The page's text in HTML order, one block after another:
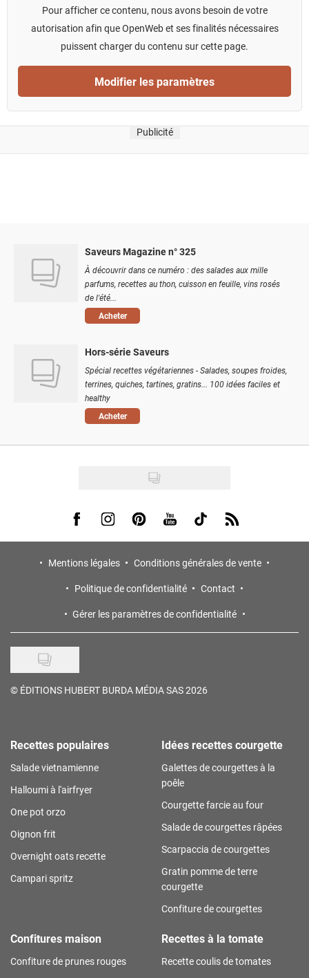
Pour afficher ce contenu, nous avons besoin de votre
autorisation afin que OpenWeb et ses finalités nécessaires
puissent charger du contenu sur cette page.
Modifier les paramètres
Publicité
Saveurs Magazine n° 325
À découvrir dans ce numéro : des salades aux mille
parfums, recettes au thon, cuisson en feuille, vins rosés
de l'été...
Acheter
Hors-série Saveurs
Spécial recettes végétariennes - Salades, soupes froides,
terrines, quiches, tartines, gratins... 100 idées faciles et
healthy
Acheter
Visit us on Facebook
Visit us on Instagram
Visit us on Pinterest
Visit us on Youtube
Visit us on Tiktok
Visit us on Rss
Mentions légales
Conditions générales de vente
Politique de confidentialité
Contact
Gérer les paramètres de confidentialité
© ÉDITIONS HUBERT BURDA MÉDIA SAS 2026
Recettes populaires
Salade vietnamienne
Halloumi à l'airfryer
One pot orzo
Oignon frit
Overnight oats recette
Campari spritz
Idées recettes courgette
Galettes de courgettes à la
poêle
Courgette farcie au four
Salade de courgettes râpées
Scarpaccia de courgettes
Gratin pomme de terre
courgette
Confiture de courgettes
Confitures maison
Confiture de prunes rouges
Recettes à la tomate
Recette coulis de tomates